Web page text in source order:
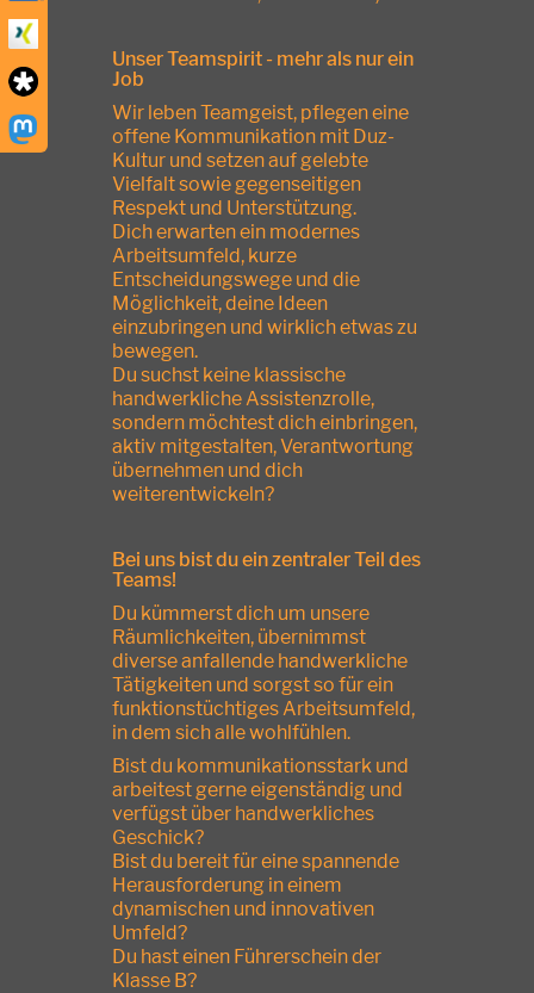
Unser Teamspirit - mehr als nur ein
Job
Wir leben Teamgeist, pflegen eine
offene Kommunikation mit Duz-
Kultur und setzen auf gelebte
Vielfalt sowie gegenseitigen
Respekt und Unterstützung.
Dich erwarten ein modernes
Arbeitsumfeld, kurze
Entscheidungswege und die
Möglichkeit, deine Ideen
einzubringen und wirklich etwas zu
bewegen.
Du suchst keine klassische
handwerkliche Assistenzrolle,
sondern möchtest dich einbringen,
aktiv mitgestalten, Verantwortung
übernehmen und dich
weiterentwickeln?
Bei uns bist du ein zentraler Teil des
Teams!
Du kümmerst dich um unsere
Räumlichkeiten, übernimmst
diverse anfallende handwerkliche
Tätigkeiten und sorgst so für ein
funktionstüchtiges Arbeitsumfeld,
in dem sich alle wohlfühlen.
Bist du kommunikationsstark und
arbeitest gerne eigenständig und
verfügst über handwerkliches
Geschick?
Bist du bereit für eine spannende
Herausforderung in einem
dynamischen und innovativen
Umfeld?
Du hast einen Führerschein der
Klasse B?